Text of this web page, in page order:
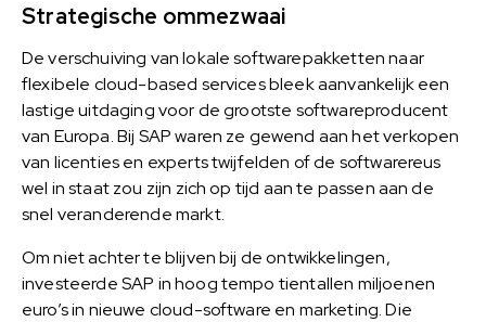
Strategische ommezwaai
De verschuiving van lokale softwarepakketten naar
flexibele cloud-based services bleek aanvankelijk een
lastige uitdaging voor de grootste softwareproducent
van Europa. Bij SAP waren ze gewend aan het verkopen
van licenties en experts twijfelden of de softwarereus
wel in staat zou zijn zich op tijd aan te passen aan de
snel veranderende markt.
Om niet achter te blijven bij de ontwikkelingen,
investeerde SAP in hoog tempo tientallen miljoenen
euro’s in nieuwe cloud-software en marketing. Die